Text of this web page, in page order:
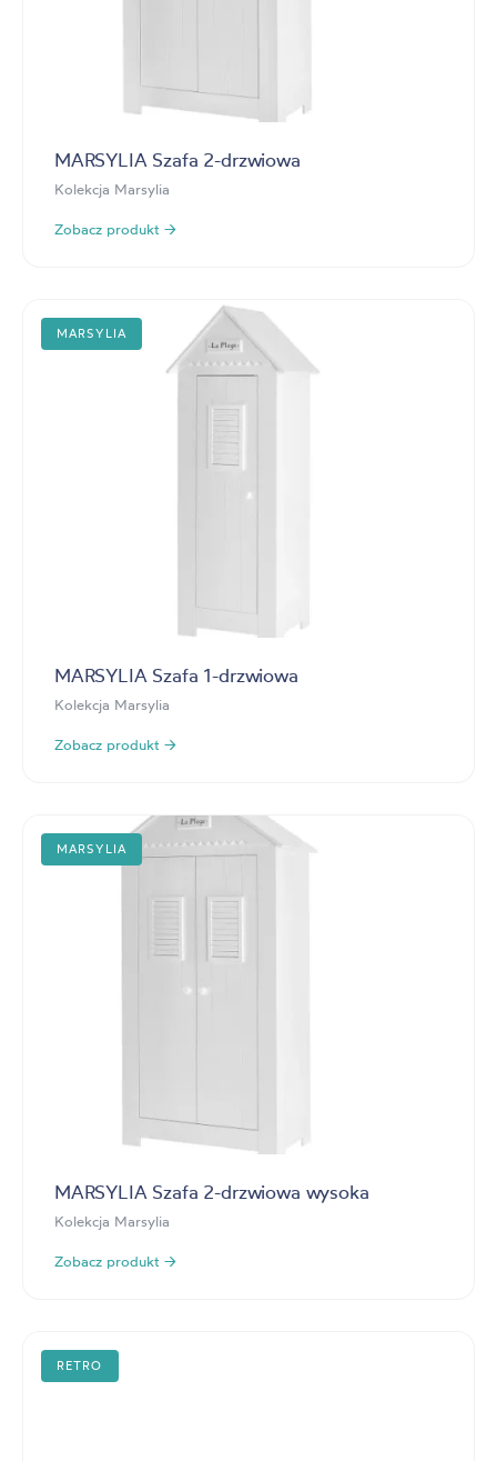
MARSYLIA Szafa 2-drzwiowa
Kolekcja Marsylia
Zobacz produkt →
MARSYLIA
MARSYLIA Szafa 1-drzwiowa
Kolekcja Marsylia
Zobacz produkt →
MARSYLIA
MARSYLIA Szafa 2-drzwiowa wysoka
Kolekcja Marsylia
Zobacz produkt →
RETRO